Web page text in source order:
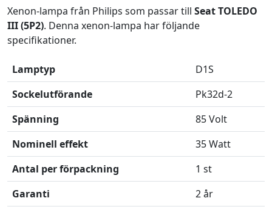
Xenon-lampa från Philips som passar till Seat TOLEDO
III (5P2). Denna xenon-lampa har följande
specifikationer.
Lamptyp
D1S
Sockelutförande
Pk32d-2
Spänning
85 Volt
Nominell effekt
35 Watt
Antal per förpackning
1 st
Garanti
2 år